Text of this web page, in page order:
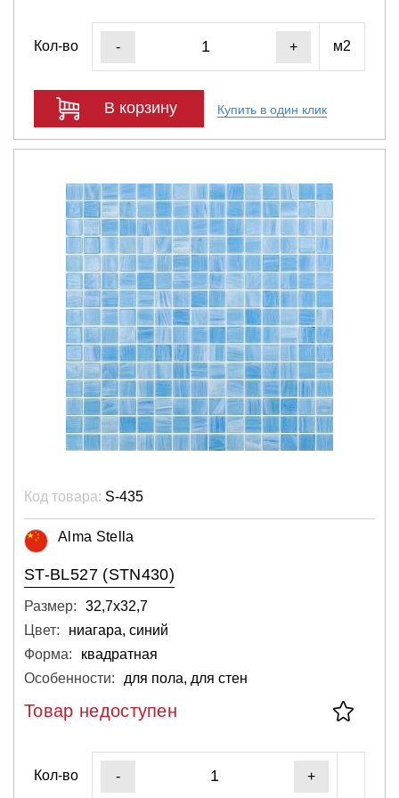
Кол-во - + м2
В корзину Купить в один клик
Код товара: S-435
Alma Stella
ST-BL527 (STN430)
Размер:
32,7х32,7
Цвет:
ниагара, синий
Форма:
квадратная
Особенности:
для пола, для стен
Товар недоступен
Кол-во - +